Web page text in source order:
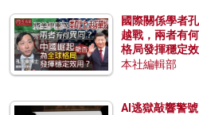
國際關係學者
越戰，兩者有
格局發揮穩定
本社編輯部
AI逃獄敲響警